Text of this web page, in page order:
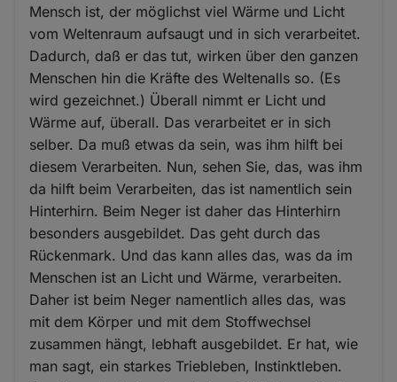
Mensch ist, der möglichst viel Wärme und Licht
vom Weltenraum aufsaugt und in sich verarbeitet.
Dadurch, daß er das tut, wirken über den ganzen
Menschen hin die Kräfte des Weltenalls so. (Es
wird gezeichnet.) Überall nimmt er Licht und
Wärme auf, überall. Das verarbeitet er in sich
selber. Da muß etwas da sein, was ihm hilft bei
diesem Verarbeiten. Nun, sehen Sie, das, was ihm
da hilft beim Verarbeiten, das ist namentlich sein
Hinterhirn. Beim Neger ist daher das Hinterhirn
besonders ausgebildet. Das geht durch das
Rückenmark. Und das kann alles das, was da im
Menschen ist an Licht und Wärme, verarbeiten.
Daher ist beim Neger namentlich alles das, was
mit dem Körper und mit dem Stoffwechsel
zusammen hängt, lebhaft ausgebildet. Er hat, wie
man sagt, ein starkes Triebleben, Instinktleben.